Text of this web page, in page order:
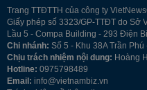
Trang TTĐTTH của công ty
Giấy phép số 3323/GP-TTĐT do Sở
Lầu 5 - Compa Building - 293 Điện
Chi nhánh: Số 5 - Khu 38A Trần
Chịu trách nhiệm nội dung: Hoàng
Hotline: 0975798489
Email: info@vietnambiz.vn